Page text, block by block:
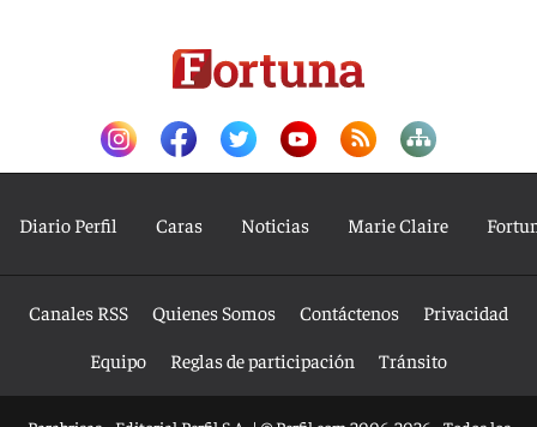
Diario Perfil Caras Noticias Marie Claire
Canales RSS Quienes Somos Contáctenos
Privacidad
Equipo
Reglas de participación Tránsito